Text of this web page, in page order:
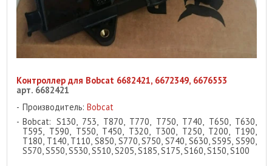
Контроллер для Bobcat 6682421, 6672349, 6676553
арт. 6682421
Производитель: Bobcat
Bobcat: S130, 753, T870, T770, T750, T740, T650, T630,
T595, T590, T550, T450, T320, T300, T250, T200, T190,
T180, T140, T110, S850, S770, S750, S740, S630, S595, S590,
S570, S550, S530, S510, S205, S185, S175, S160, S150, S100